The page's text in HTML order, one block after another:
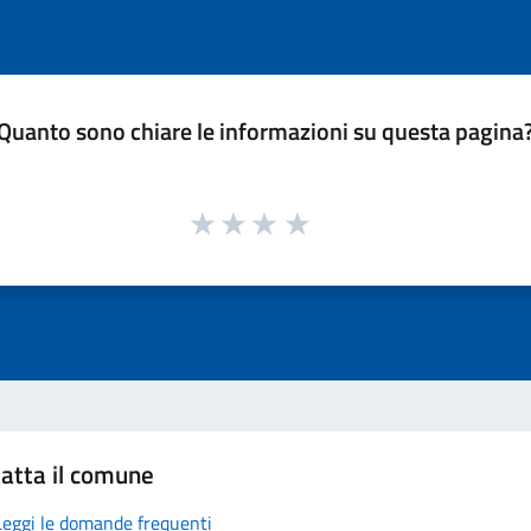
sono chiare le informazioni su questa
il comune
le domande frequenti